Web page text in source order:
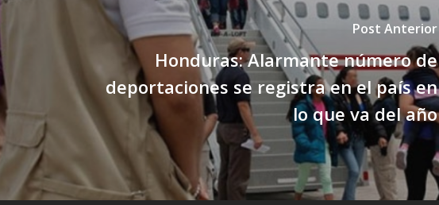
Post Anterior
Honduras: Alarmante número de
deportaciones se registra en el país en
lo que va del año